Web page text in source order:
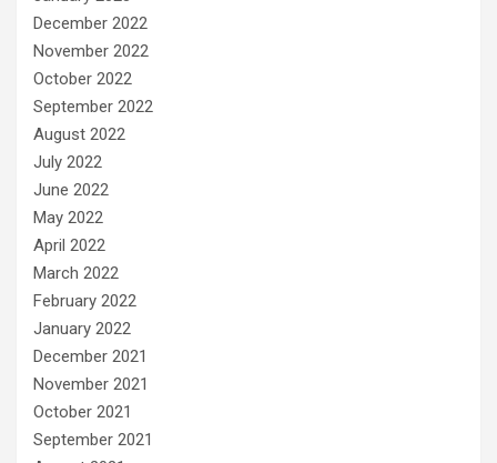
December 2022
November 2022
October 2022
September 2022
August 2022
July 2022
June 2022
May 2022
April 2022
March 2022
February 2022
January 2022
December 2021
November 2021
October 2021
September 2021